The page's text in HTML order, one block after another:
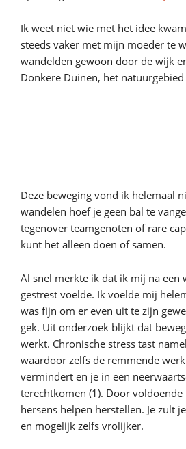
Ik weet niet wie met het idee
steeds vaker met mijn moeder te
wandelden gewoon door de wijk
Donkere Duinen, het
Deze beweging vond ik helemaal
wandelen hoef je geen bal te
tegenover teamgenoten of rare
kunt het alleen doen of samen.
Al snel merkte ik dat ik mij na een
gestrest voelde. Ik voelde mij
was fijn om er even uit te zijn
gek. Uit onderzoek blijkt dat
werkt. Chronische stress tast
waardoor zelfs de remmende
vermindert en je in een
terechtkomen (1). Door
hersens helpen herstellen. Je zult
en mogelijk zelfs vrolijker.